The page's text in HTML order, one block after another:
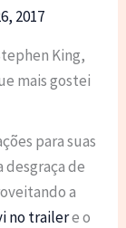
2017
King,
mais gostei
para suas
desgraça de
a
no trailere o